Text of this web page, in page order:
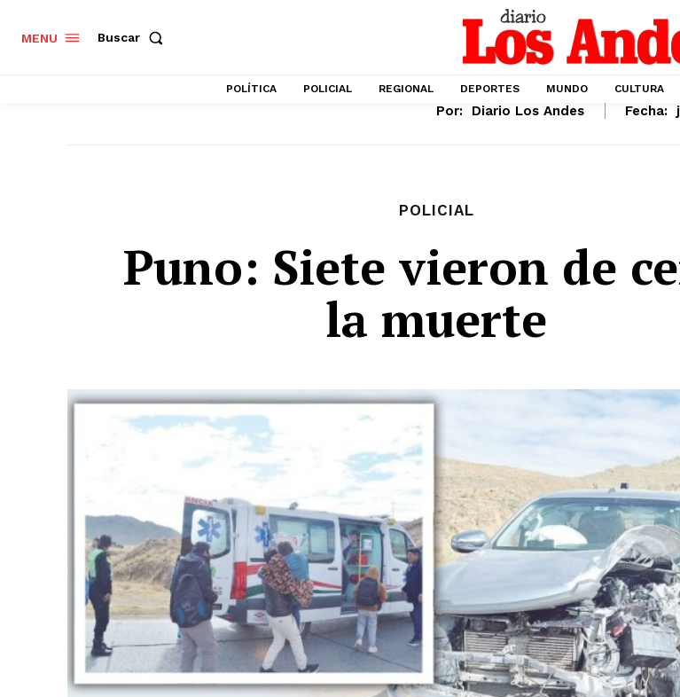
MENU Buscar
POLÍTICA POLICIAL REGIONAL DEPORTES MUNDO CULTURA
Por: Diario Los Andes Fecha:
POLICIAL
Puno: Siete vieron de
la muerte